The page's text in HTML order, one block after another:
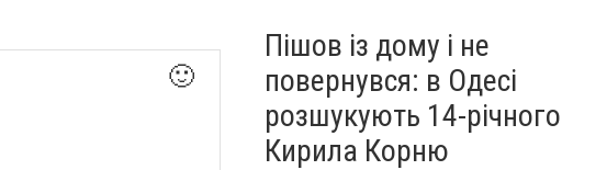
🙂
Пішов із дому і не
повернувся: в Одесі
розшукують 14-річного
Кирила Корню